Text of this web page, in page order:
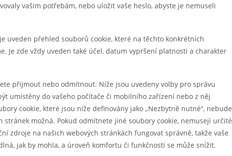
vašim potřebám, nebo uložit vaše heslo, abyste je nemuseli
uveden přehled souborů cookie, které na těchto konkrétních
Je zde vždy uveden také účel, datum vypršení platnosti a charakter
přijmout nebo odmítnout. Níže jsou uvedeny volby pro správu
umístěny do vašeho počítače či mobilního zařízení nebo z něj
cookie, které jsou níže definovány jako „Nezbytně nutné“, nebude
stránek možná. Pokud odmítnete jiné soubory cookie, nemusejí určité
zdroje na našich webových stránkách fungovat správně, takže vaše
jak by mohla, a úroveň komfortu či funkčnosti se může snížit.